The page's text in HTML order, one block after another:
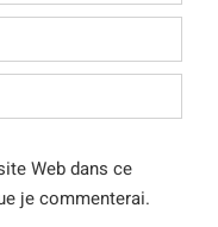
Web dans ce
je commenterai.